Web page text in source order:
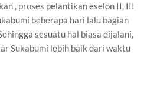
, proses pelantikan eselon II, III
beberapa hari lalu bagian
sesuatu hal biasa dijalani,
Sukabumi lebih baik dari waktu